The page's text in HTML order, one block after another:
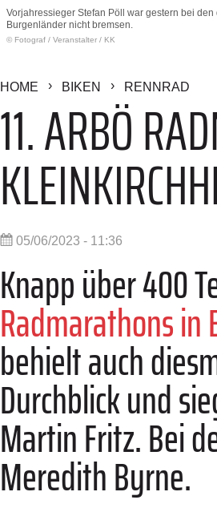
Vorjahressieger Stefan Pöll war gestern bei
Burgenländer nicht bremsen.
© Fotograf / Veranstalter / KK
HOME BIKEN RENNRAD
11. ARBÖ
05/06/2023 - 11:36
Knapp über 400
Radmarathons in
behielt auch
Durchblick und
Martin Fritz. Bei
Meredith Byrne.